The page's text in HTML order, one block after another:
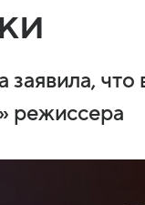
заявила,
режиссера